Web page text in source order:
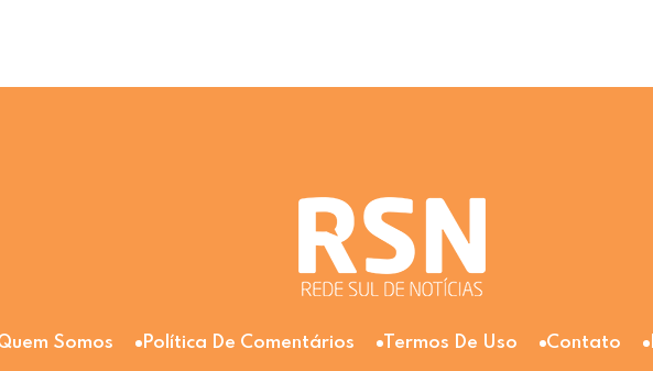
Somos Política De Comentários Termos De Uso Contato